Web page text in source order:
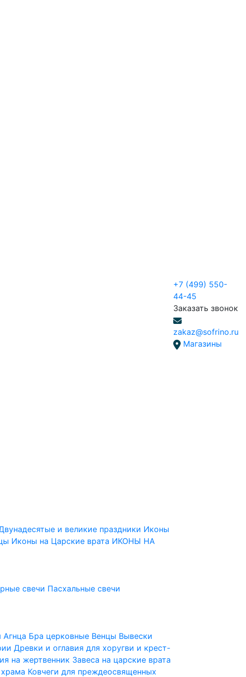
и великие праздники Иконы
Иконы на Царские врата ИКОНЫ НА
свечи Пасхальные свечи
Агнца Бра церковные Венцы Вывески
Древки и оглавия для хоругви и крест-
на жертвенник Завеса на царские врата
Ковчеги для преждеосвященных
+7 (499) 550-
44-45
Заказать звонок
zakaz@sofrino.ru
Магазины